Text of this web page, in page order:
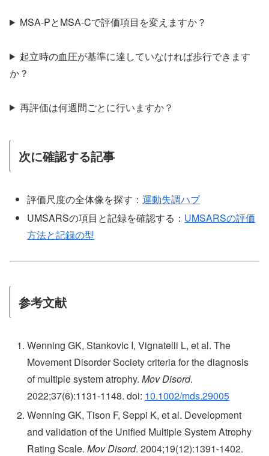
MSA-PとMSA-Cで評価項目を変えますか？
起立時の血圧が基準に達していなければ歩行できます
か？
再評価は何週間ごとに行いますか？
次に確認する記事
評価尺度の全体像を探す：運動失調ハブ
UMSARSの項目と記録を確認する： UMSARSの評価
方法と記録の型
参考文献
Wenning GK, Stankovic I, Vignatelli L, et al. The
Movement Disorder Society criteria for the diagnosis
of multiple system atrophy.Mov Disord.
2022;37(6):1131-1148. doi: 10.1002/mds.29005
Wenning GK, Tison F, Seppi K, et al. Development
and validation of the Unified Multiple System Atrophy
Rating Scale.Mov Disord. 2004;19(12):1391-1402.